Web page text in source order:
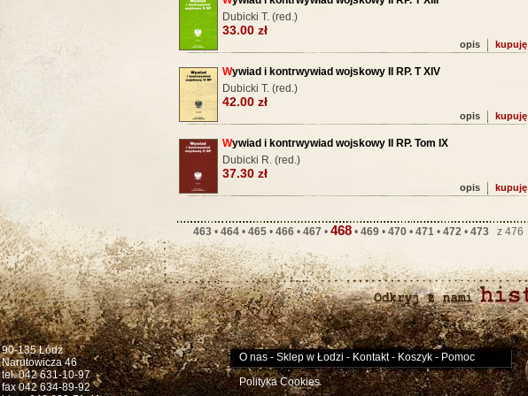
opis kupuję
Dubicki T. (red.)
33.00 zł
opis kupuję
Wywiad i kontrwywiad wojskowy II RP. T XIV
Dubicki T. (red.)
42.00 zł
opis kupuję
Wywiad i kontrwywiad wojskowy II RP. Tom IX
Dubicki R. (red.)
37.30 zł
463• 464• 465• 466• 467 • 468• 469• 470• 471• 472• 473z
90-135 Łódź
Narutowicza 46
tel. 042 631-10-97
fax 042 634-89-92
O nas- Sklep w Łodzi - Kontakt- Koszyk- Pomoc
Polityka Cookies